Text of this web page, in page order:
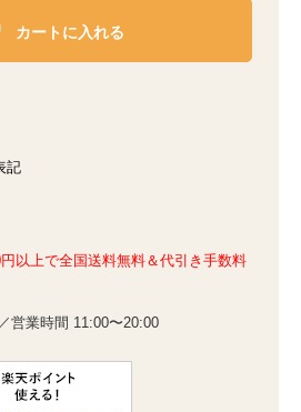
カートに入れる
記
以上で全国送料無料＆代引き手数料
／営業時間 11:00〜20:00